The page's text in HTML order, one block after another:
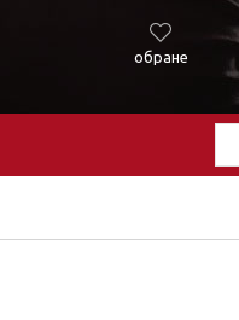
обране